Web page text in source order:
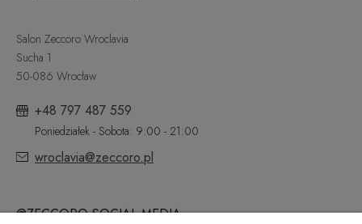
Salon Zeccoro Wroclavia
Sucha 1
50-086 Wrocław
+48 797 487 559
Poniedziałek - Sobota: 9:00 - 21:00
wroclavia@zeccoro.pl
@ZECCORO SOCIAL MEDIA